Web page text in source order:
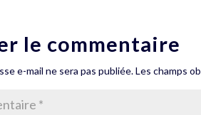
le commentaire
e-mail ne sera pas publiée. Les champs